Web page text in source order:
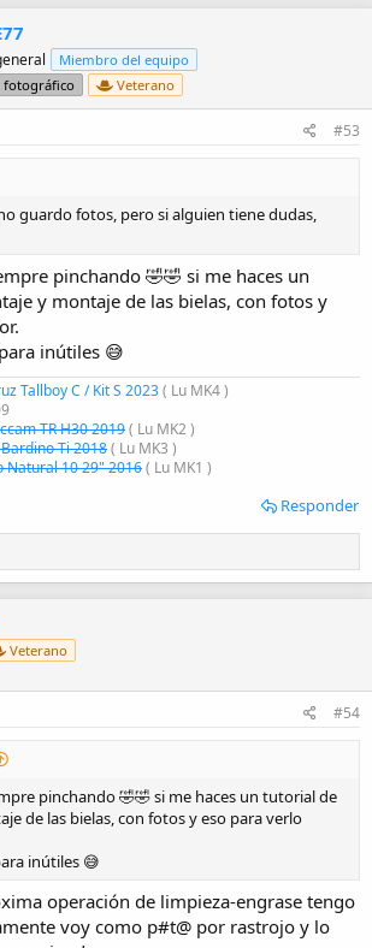
Miembro del equipo
fotográfico
Veterano
#53
guardo fotos, pero si alguien tiene dudas,
pinchando 🤣🤣 si me haces un
y montaje de las bielas, con fotos y
inútiles 😅
Tallboy C / Kit S 2023( Lu MK4 )
TR H30 2019( Lu MK2 )
Ti 2018( Lu MK3 )
Natural 10 29" 2016( Lu MK1 )
Responder
Veterano
#54
pinchando 🤣🤣 si me haces un tutorial de
de las bielas, con fotos y eso para verlo
inútiles 😅
operación de limpieza-engrase tengo
voy como p#t@ por rastrojo y lo